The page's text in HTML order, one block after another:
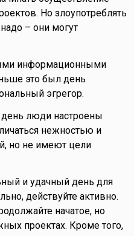
Но злоупотреблять
– они могут
информационными
это был день
эгрегор.
люди настроены
нежностью и
но не имеют цели
и удачный день для
действуйте активно.
начатое, но
проектах. Кроме того,